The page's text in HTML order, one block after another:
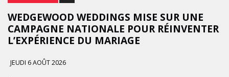
WEDGEWOOD WEDDINGS MISE SUR UNE
CAMPAGNE NATIONALE POUR RÉINVENTER
L’EXPÉRIENCE DU MARIAGE
JEUDI 6 AOÛT 2026